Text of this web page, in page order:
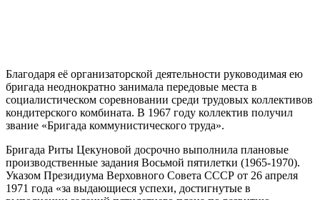
Благодаря её организаторской деятельности руководимая ею
бригада неоднократно занимала передовые места в
социалистическом соревновании среди трудовых коллективов
кондитерского комбината. В 1967 году коллектив получил
звание «Бригада коммунистического труда».
Бригада Риты Цекуновой досрочно выполнила плановые
производственные задания Восьмой пятилетки (1965-1970).
Указом Президиума Верховного Совета СССР от 26 апреля
1971 года «за выдающиеся успехи, достигнутые в